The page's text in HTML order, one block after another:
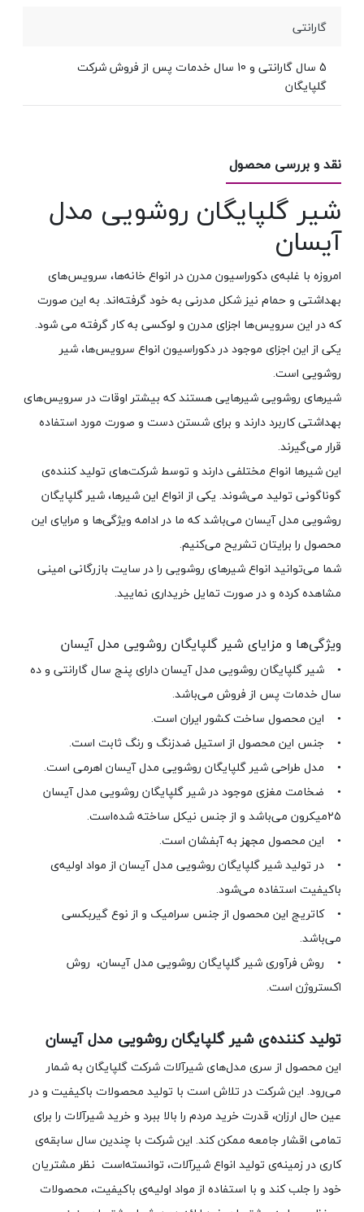
گارانتی
5 سال گارانتی و 10 سال خدمات پس از فروش شرکت
گلپایگان
نقد و بررسی محصول
شیر گلپایگان روشویی مدل
آیسان
امروزه با غلبه‌ی دکوراسیون مدرن در انواع خانه‌ها، سرویس‌های
بهداشتی و حمام نیز شکل مدرنی به خود گرفته‌اند. به این صورت
که در این سرویس‌ها اجزای مدرن و لوکسی به کار گرفته می شود.
یکی از این اجزای موجود در دکوراسیون انواع سرویس‌ها، شیر
روشویی است.
شیرهای روشویی شیرهایی هستند که بیشتر اوقات در سرویس‌های
بهداشتی کاربرد دارند و برای شستن دست و صورت مورد استفاده
قرار می‌گیرند.
این شیرها انواع مختلفی دارند و توسط شرکت‌های تولید کننده‌ی
گوناگونی تولید می‌شوند. یکی از انواع این شیرها، شیر گلپایگان
روشویی مدل آیسان می‌باشد که ما در ادامه ویژگی‌ها و مرایای این
محصول را برایتان تشریح می‌کنیم.
شما می‌توانید انواع شیرهای روشویی را در سایت بازرگانی امینی
مشاهده کرده و در صورت تمایل خریداری نمایید.
ویژگی‌ها و مزایای شیر گلپایگان روشویی مدل آیسان
• شیر گلپایگان روشویی مدل آیسان دارای پنج سال گارانتی و ده
سال خدمات پس از فروش می‌باشد.
• این محصول ساخت کشور ایران است.
• جنس این محصول از استیل ضدزنگ و رنگ ثابت است.
• مدل طراحی شیر گلپایگان روشویی مدل آیسان اهرمی است.
• ضخامت مغزی موجود در شیر گلپایگان روشویی مدل آیسان
۲۵میکرون می‌باشد و از جنس نیکل ساخته شده‌است.
• این محصول مجهز به آبفشان است.
• در تولید شیر گلپایگان روشویی مدل آیسان از مواد اولیه‌ی
باکیفیت استفاده می‌شود.
• کاتریج این محصول از جنس سرامیک و از نوع گیربکسی
می‌باشد.
• روش فرآوری شیر گلپایگان روشویی مدل آیسان، روش
اکستروژن است.
تولید کننده‌ی شیر گلپایگان روشویی مدل آیسان
این محصول از سری مدل‌های شیرآلات شرکت گلپایگان به شمار
می‌رود. این شرکت در تلاش است با تولید محصولات باکیفیت و در
عین حال ارزان، قدرت خرید مردم را بالا ببرد و خرید شیرآلات را برای
تمامی اقشار جامعه ممکن کند. این شرکت با چندین سال سابقه‌ی
کاری در زمینه‌ی تولید انواع شیرآلات، توانسته‌است نظر مشتریان
خود را جلب کند و با استفاده از مواد اولیه‌ی باکیفیت، محصولات